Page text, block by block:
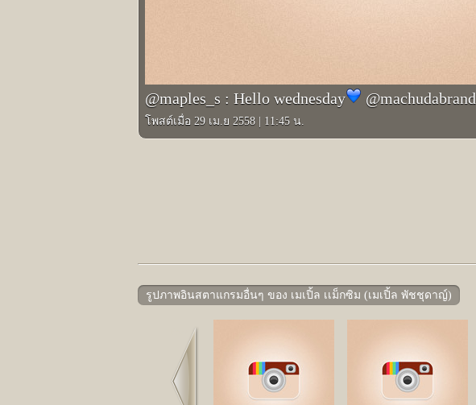
@maples_s : Hello wednesday @machudabrand
โพสต์เมื่อ 29 เม.ย 2558 11:45 น.
รูปภาพอินสตาแกรมอื่นๆ ของ เมเปิ้ล เเม็กซิม (เมเปิ้ล พัชชุดาญ์)